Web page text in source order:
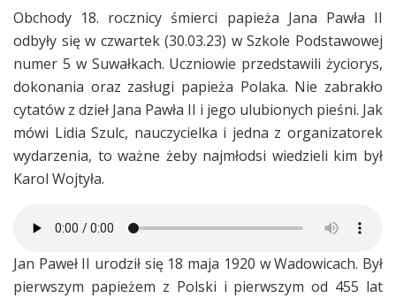
Obchody 18. rocznicy śmierci papieża Jana Pawła II
odbyły się w czwartek (30.03.23) w Szkole Podstawowej
numer 5 w Suwałkach. Uczniowie przedstawili życiorys,
dokonania oraz zasługi papieża Polaka. Nie zabrakło
cytatów z dzieł Jana Pawła II i jego ulubionych pieśni. Jak
mówi Lidia Szulc, nauczycielka i jedna z organizatorek
wydarzenia, to ważne żeby najmłodsi wiedzieli kim był
Karol Wojtyła.
Jan Paweł II urodził się 18 maja 1920 w Wadowicach. Był
pierwszym papieżem z Polski i pierwszym od 455 lat